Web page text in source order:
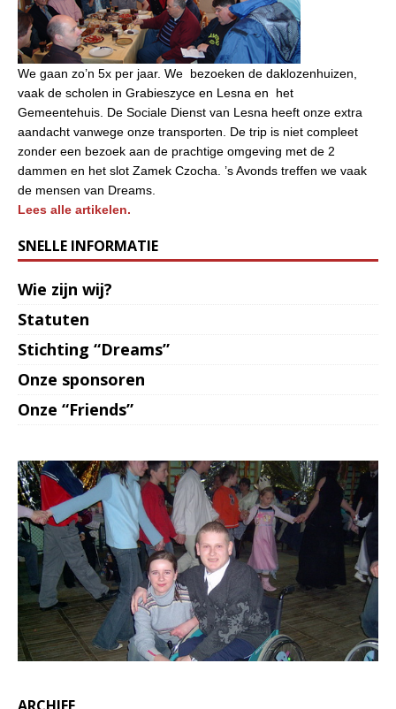
We gaan zo’n 5x per jaar. We bezoeken de daklozenhuizen,
vaak de scholen in Grabieszyce en Lesna en het
Gemeentehuis. De Sociale Dienst van Lesna heeft onze extra
aandacht vanwege onze transporten. De trip is niet compleet
zonder een bezoek aan de prachtige omgeving met de 2
dammen en het slot Zamek Czocha. ’s Avonds treffen we vaak
de mensen van Dreams.
Lees alle artikelen.
SNELLE INFORMATIE
Wie zijn wij?
Statuten
Stichting “Dreams”
Onze sponsoren
Onze “Friends”